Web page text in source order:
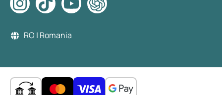
RO | Romania